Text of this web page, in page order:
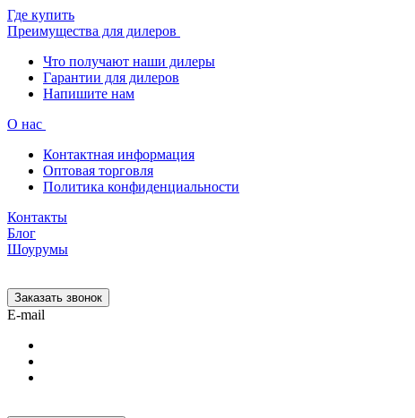
Где купить
Преимущества для дилеров
Что получают наши дилеры
Гарантии для дилеров
Напишите нам
О нас
Контактная информация
Оптовая торговля
Политика конфиденциальности
Контакты
Блог
Шоурумы
Заказать звонок
E-mail